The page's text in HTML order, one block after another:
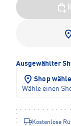
Ausgewählter
Shop
Wähle einen
Kostenlose